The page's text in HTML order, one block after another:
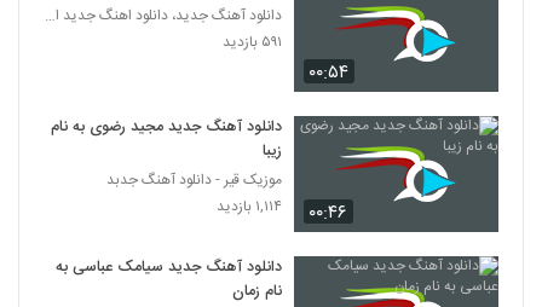
رضا رسا آهنگ دلتنگی
موزیک زیبای جذاب (رمیکس) از فرزاد فرزین
۱,۰۲۴ بازدید
محمد غدیری آهنگ دیدی چی شد
۰۰:۵۴
دانلود آهنگ جدید، دانلود اهنگ جدید ایرانی
۵۹۱ بازدید
۰۰:۴۶
دانلود آهنگ جدید مجید رضوی به نام
زیبا
موزیک قیر - دانلود آهنگ جدبد
۱,۱۱۴ بازدید
دانلود آهنگ جدید سیامک عباسی به
نام زمان